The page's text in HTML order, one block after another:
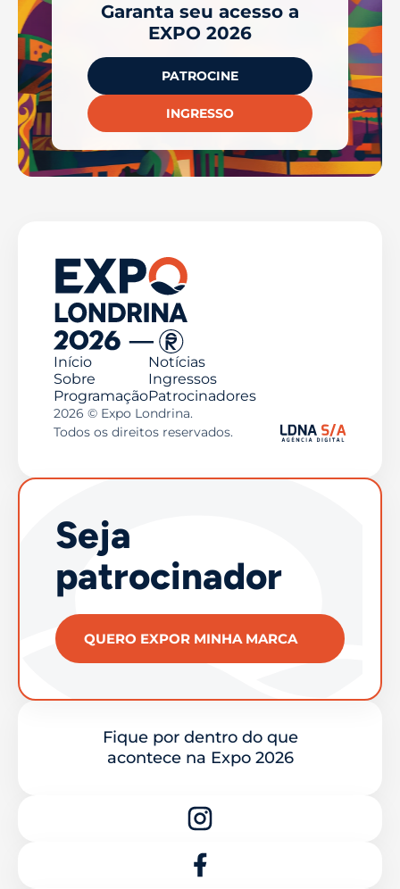
Garanta seu acesso a
EXPO 2026
PATROCINE
INGRESSO
Início
Sobre
Programação
Notícias
Ingressos
Patrocinadores
2026 © Expo Londrina.
Todos os direitos reservados.
Seja
patrocinador
QUERO EXPOR MINHA MARCA
Fique por dentro do que
acontece na Expo 2026